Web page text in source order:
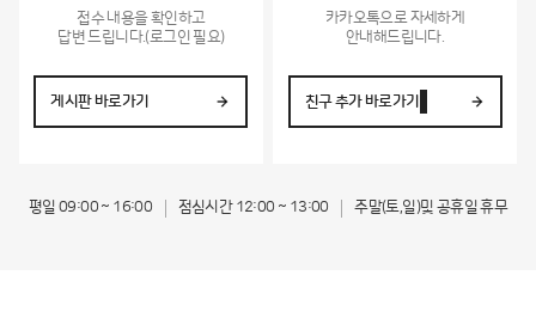
접수 내용을 확인하고
답변 드립니다.(로그인 필요)
게시판 바로가기
카카오톡으로 자세하게
안내해드립니다.
친구 추가 바로가기
평일 09:00 ~ 16:00 점심시간 12:00 ~ 13:00 주말(토,일)및 공휴일 휴무